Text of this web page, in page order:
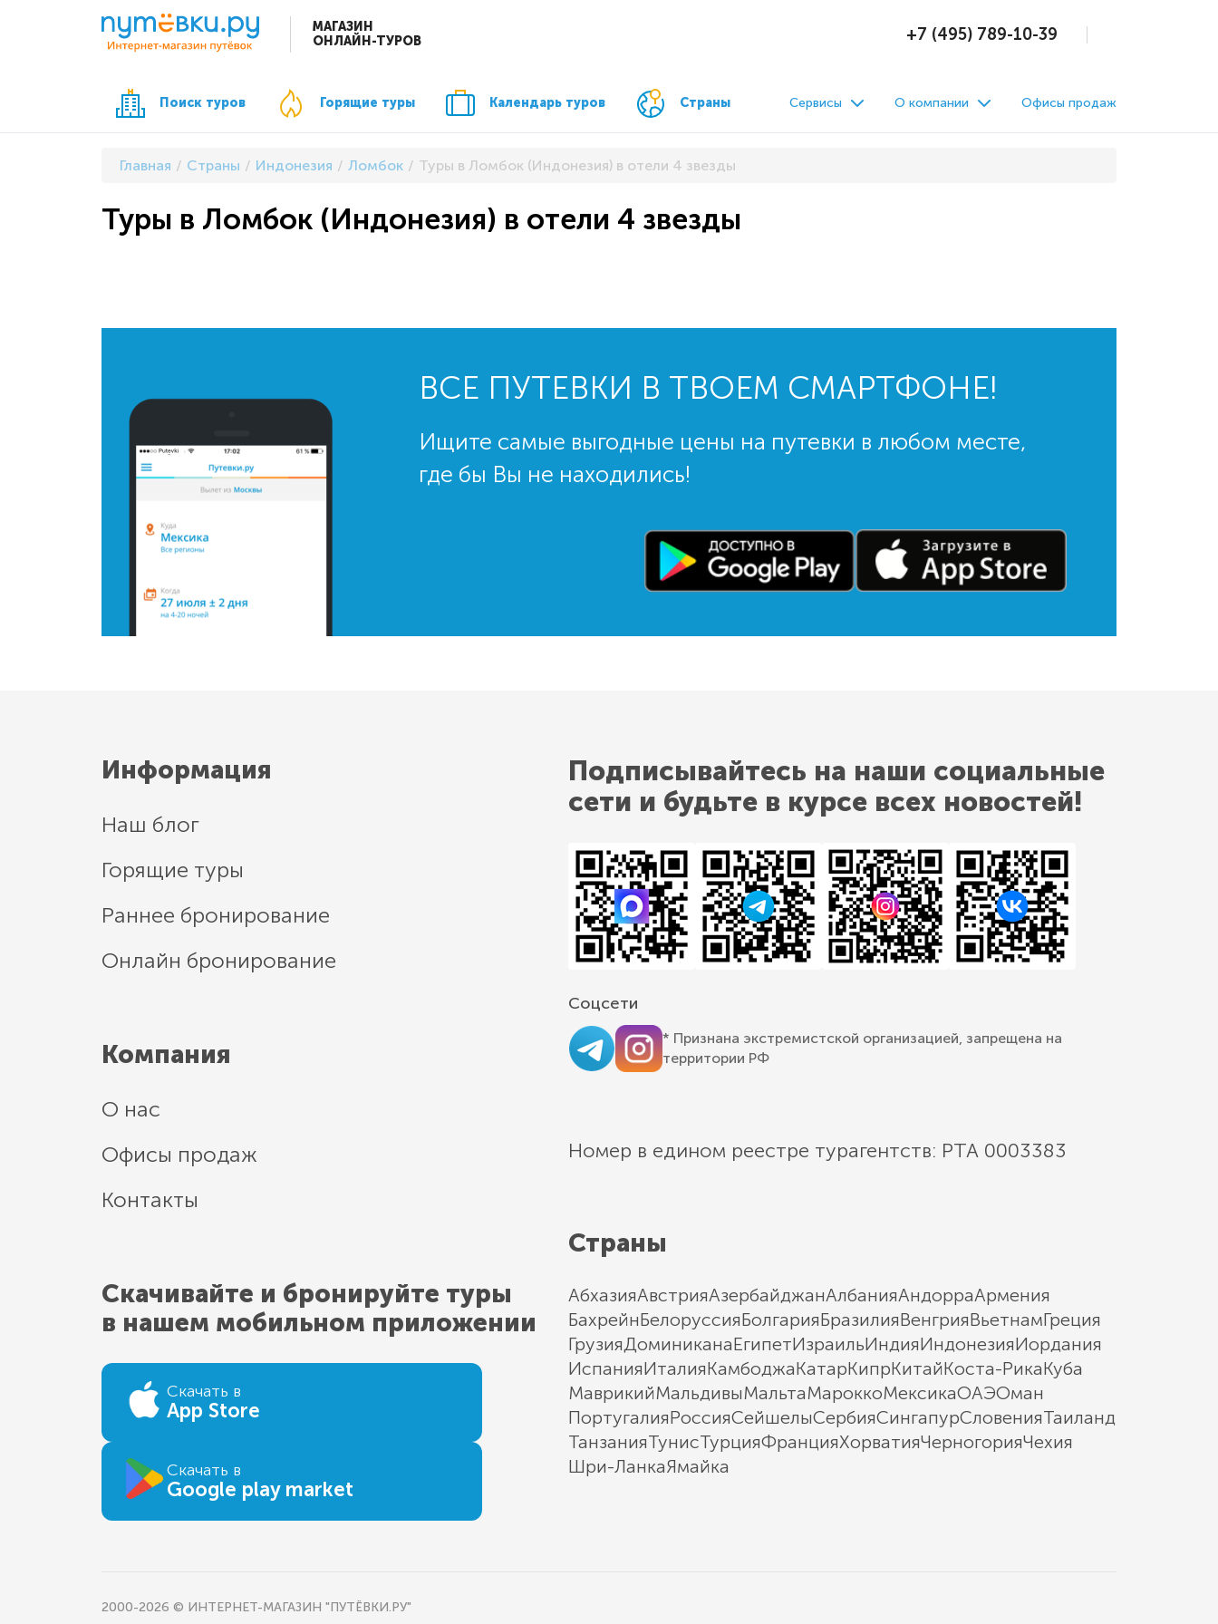
МАГАЗИН
ОНЛАЙН-ТУРОВ
+7 (495) 789-10-39
Поиск туров Горящие туры Календарь туров Страны Сервисы О компании Офисы продаж
Главная Страны Индонезия Ломбок Туры в Ломбок (Индонезия) в отели 4 звезды
Туры в Ломбок (Индонезия) в отели 4 звезды
ВСЕ ПУТЕВКИ В ТВОЕМ СМАРТФОНЕ!
Ищите самые выгодные цены на путевки в любом месте,
где бы Вы не находились!
Информация
Наш блог
Горящие туры
Раннее бронирование
Онлайн бронирование
Компания
О нас
Офисы продаж
Контакты
Скачивайте и бронируйте туры
в нашем мобильном приложении
Скачать в
App Store
Скачать в
Google play market
Подписывайтесь на наши социальные
сети и будьте в курсе всех новостей!
Соцсети
* Признана экстремистской организацией, запрещена на
территории РФ
Номер в едином реестре турагентств: РТА 0003383
Страны
АбхазияАвстрияАзербайджанАлбанияАндорраАрмения
БахрейнБелоруссияБолгарияБразилияВенгрияВьетнамГреция
ГрузияДоминиканаЕгипетИзраильИндияИндонезияИордания
ИспанияИталияКамбоджаКатарКипрКитайКоста-РикаКуба
МаврикийМальдивыМальтаМароккоМексикаОАЭОман
ПортугалияРоссияСейшелыСербияСингапурСловенияТаиланд
ТанзанияТунисТурцияФранцияХорватияЧерногорияЧехия
Шри-ЛанкаЯмайка
2000-2026 © ИНТЕРНЕТ-МАГАЗИН "ПУТЁВКИ.РУ"